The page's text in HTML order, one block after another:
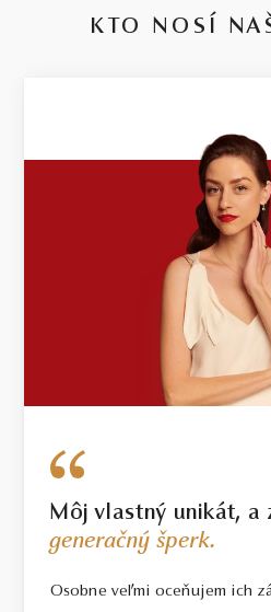
KTO NOSÍ
Môj vlastný unikát, a
generačný šperk.
Osobne veľmi oceňujem ich